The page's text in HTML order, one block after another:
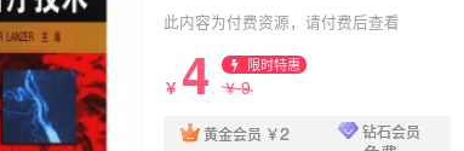
此内容为付费资源，请付费后查看
￥ 4 限时特惠
￥9
黄金会员 ￥2 钻石会员